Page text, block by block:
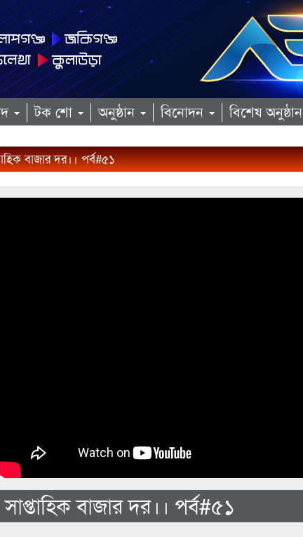
টক শো অনুষ্ঠান বিনোদন বিশেষ অনুষ্ঠান
বাজার দর।। পর্ব#৫১
সাপ্তাহিক বাজার দর।। পর্ব#৫১